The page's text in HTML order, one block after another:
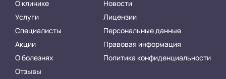
О клинике
Услуги
Специалисты
Акции
О болезнях
Отзывы
Новости
Лицензии
Персональные данные
Правовая информация
Политика конфиденциальности